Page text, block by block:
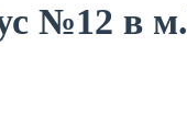
№12 в